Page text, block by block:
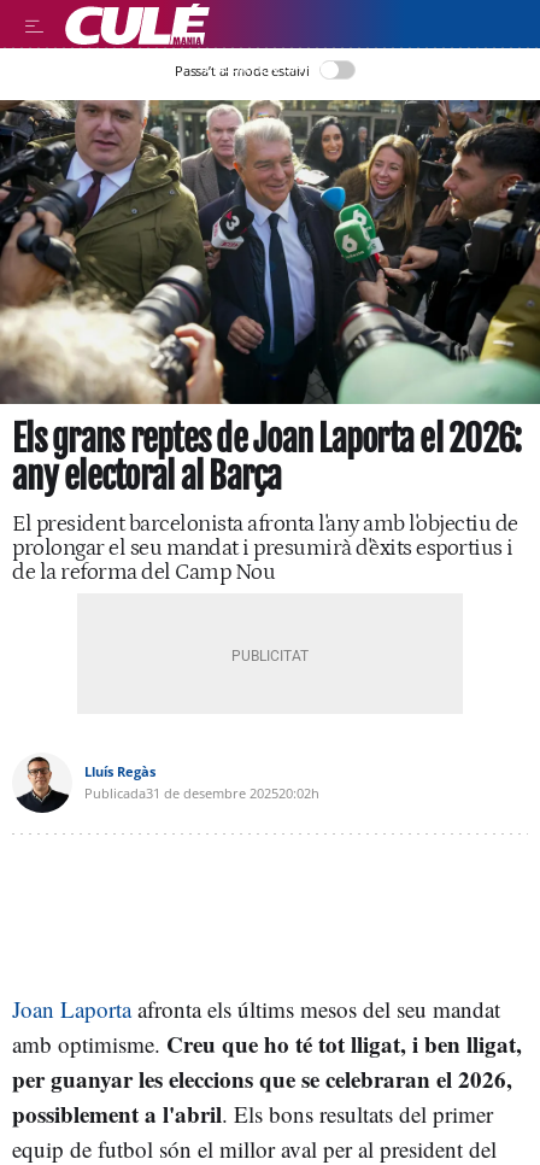
LLEGIR EN CATALÀ
Passa’t al mode estalvi
Els grans reptes de Joan Laporta el 2026:
any electoral al Barça
El president barcelonista afronta l'any amb l'objectiu de
prolongar el seu mandat i presumirà d'èxits esportius i
de la reforma del Camp Nou
Lluís Regàs
Publicada31 de desembre 202520:02h
Joan Laportaafronta els últims mesos del seu mandat
amb optimisme. Creu que ho té tot lligat, i ben lligat,
per guanyar les eleccions que se celebraran el 2026,
possiblement a l'abril. Els bons resultats del primer
equip de futbol són el millor aval per al president del